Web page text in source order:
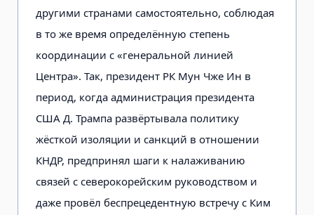
другими странами самостоятельно, соблюдая
в то же время определённую степень
координации с «генеральной линией
Центра». Так, президент РК Мун Чже Ин в
период, когда администрация президента
США Д. Трампа развёртывала политику
жёсткой изоляции и санкций в отношении
КНДР, предпринял шаги к налаживанию
связей с северокорейским руководством и
даже провёл беспрецедентную встречу с Ким